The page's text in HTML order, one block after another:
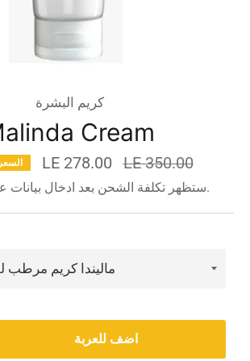
كريم البشرة
Cream
LE 278.00
السعر
قبل
الخصم
LE 350.00
ستظهر تكلفة الشحن بعد ادخال بيانات عنوان التوصيل.
اضف للعربة